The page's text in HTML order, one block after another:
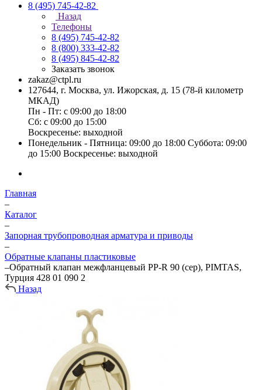
8 (495) 745-42-82
Назад
Телефоны
8 (495) 745-42-82
8 (800) 333-42-82
8 (495) 845-42-82
Заказать звонок
zakaz@ctpl.ru
127644, г. Москва, ул. Ижорская, д. 15 (78-й километр
МКАД)
Пн - Пт: с 09:00 до 18:00
Сб: с 09:00 до 15:00
Воскресенье: выходной
Понедельник - Пятница: 09:00 до 18:00 Суббота: 09:00
до 15:00 Воскресенье: выходной
Главная
–
Каталог
–
Запорная трубопроводная арматура и приводы
–
Обратные клапаны пластиковые
–Обратный клапан межфланцевый PP-R 90 (сер), PIMTAS,
Турция 428 01 090 2
Назад